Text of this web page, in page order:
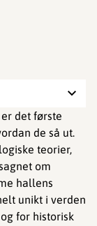
det første
de så ut.
teorier,
om
hallens
unikt i verden
for historisk